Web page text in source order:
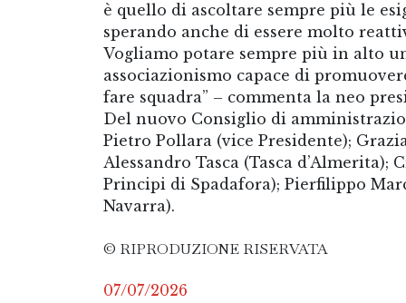
è quello di ascoltare sempre più le
sperando anche di essere molto
Vogliamo potare sempre più in alto
associazionismo capace di
fare squadra” – commenta la neo
Del nuovo Consiglio di
Pietro Pollara (vice Presidente);
Alessandro Tasca (Tasca
Principi di Spadafora); Pierfilippo
Navarra).
© RIPRODUZIONE RISERVATA
07/07/2026